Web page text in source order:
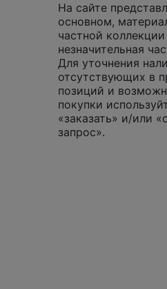
На сайте
основном,
частной
незначительная
Для уточнения
отсутствующих в
позиций и
покупки
«заказать» и/или
запрос».